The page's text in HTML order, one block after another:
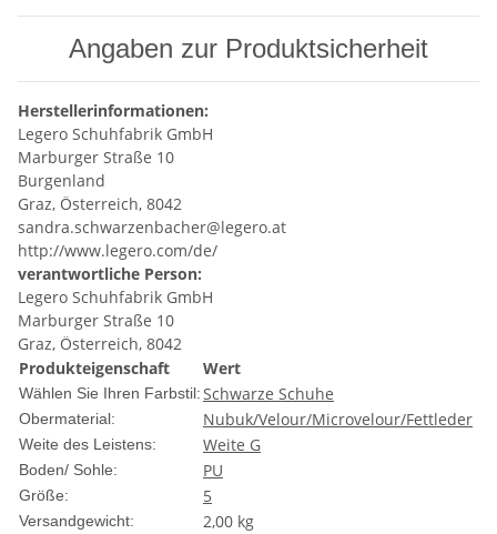
Angaben zur Produktsicherheit
Herstellerinformationen:
Legero Schuhfabrik GmbH
Marburger Straße 10
Burgenland
Graz, Österreich, 8042
sandra.schwarzenbacher@legero.at
http://www.legero.com/de/
verantwortliche Person:
Legero Schuhfabrik GmbH
Marburger Straße 10
Graz, Österreich, 8042
Produkteigenschaft
Wert
Wählen Sie Ihren Farbstil:Schwarze Schuhe
Obermaterial: Nubuk/Velour/Microvelour/Fettleder
Weite des Leistens: Weite G
Boden/ Sohle: PU
Größe: 5
Versandgewicht: 2,00 kg